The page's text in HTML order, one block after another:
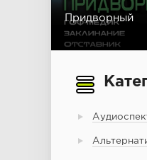
Придворный